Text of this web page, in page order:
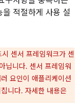
적절하게 사용 설
센서 프레임워크가 센
닙니다. 센서 프레임워
요인이 애플리케이션
니다. 자세한 내용은